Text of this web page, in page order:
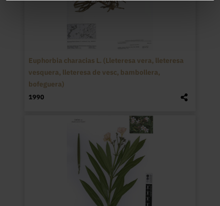
Euphorbia characias L. (Lleteresa vera, lleteresa
vesquera, lleteresa de vesc, bambollera,
bofeguera)
1990